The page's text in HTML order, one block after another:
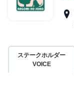
ステークホルダー
VOICE